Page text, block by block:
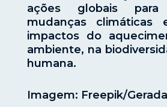
ações globais
mudanças climáticas
impactos do
ambiente, na
humana.
Imagem: Freepik/